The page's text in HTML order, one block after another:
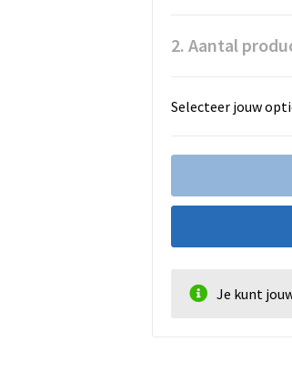
2. Aantal
Selecteer jouw
Je kunt